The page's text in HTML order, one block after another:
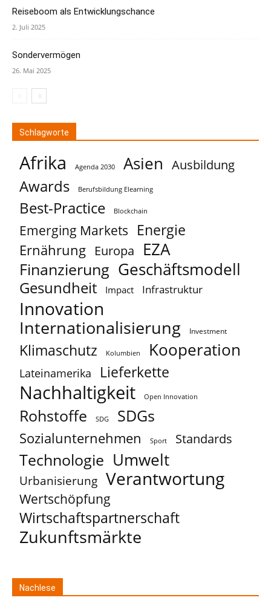
Reiseboom als Entwicklungschance
2. Juli 2025
Sondervermögen
26. Mai 2025
Schlagworte
Afrika Agenda 2030 Asien Ausbildung
Awards Berufsbildung Elearning
Best-Practice Blockchain
Emerging Markets Energie
Ernährung Europa EZA
Finanzierung Geschäftsmodell
Gesundheit Impact Infrastruktur
Innovation
Internationalisierung Investment
Klimaschutz Kolumbien Kooperation
Lateinamerika Lieferkette
Nachhaltigkeit Open Innovation
Rohstoffe SDG SDGs
Sozialunternehmen Sport Standards
Technologie Umwelt
Urbanisierung Verantwortung
Wertschöpfung
Wirtschaftspartnerschaft
Zukunftsmärkte
Nachlese